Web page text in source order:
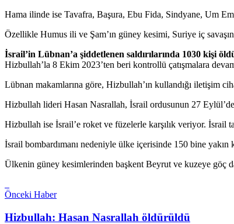
Hama ilinde ise Tavafra, Başura, Ebu Fida, Sindyane, Um
Özellikle Humus ili ve Şam’ın güney kesimi, Suriye iç
İsrail’in Lübnan’a şiddetlenen saldırılarında 1030 kişi
Hizbullah’la 8 Ekim 2023’ten beri kontrollü çatışmalara
Lübnan makamlarına göre, Hizbullah’ın kullandığı iletişim
Hizbullah lideri Hasan Nasrallah, İsrail ordusunun 27
Hizbullah ise İsrail’e roket ve füzelerle karşılık veriyor. İsrail
İsrail bombardımanı nedeniyle ülke içerisinde 150 bine
Ülkenin güney kesimlerinden başkent Beyrut ve kuzeye göç
Önceki Haber
Hizbullah: Hasan Nasrallah öldürüldü